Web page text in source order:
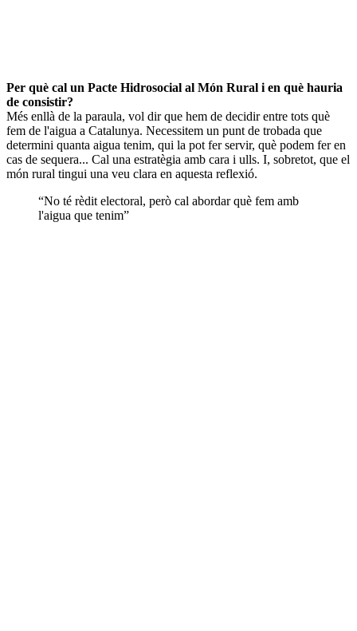
Per què cal un Pacte Hidrosocial al Món Rural i en què hauria
de consistir?
Més enllà de la paraula, vol dir que hem de decidir entre tots què
fem de l'aigua a Catalunya. Necessitem un punt de trobada que
determini quanta aigua tenim, qui la pot fer servir, què podem fer en
cas de sequera... Cal una estratègia amb cara i ulls. I, sobretot, que el
món rural tingui una veu clara en aquesta reflexió.
“No té rèdit electoral, però cal abordar què fem amb
l'aigua que tenim”